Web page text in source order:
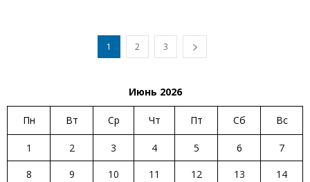
1 2 3
Июнь 2026
Пн Вт Ср Чт Пт Сб Вс
1 2 3 4 5 6
7
8
9 10 11 12 13
14